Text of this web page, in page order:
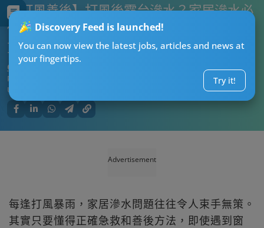
Discovery Feed is launched!
You can now view the latest jobs, articles and news at
your fingertips.
Try it!
【打風善後】打風後露台滲水？家居滲水必
做5步＋1招極速防潮！颱風漏水急救+檢查
重點
CT熱話管理員
Published:
Updated:
Advertisement
每逢打風暴雨，家居滲水問題往往令人束手無策。
其實只要懂得正確急救和善後方法，即使遇到窗